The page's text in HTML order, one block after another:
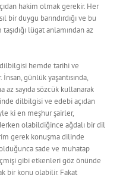
hakim olmak gerekir. Her
bir duygu barındırdığı ve bu
lügat anlamından az
hemde tarihi ve
günlük yaşantısında,
sayıda sözcük kullanarak
dilbilgisi ve edebi açıdan
ki en meşhur şairler,
olabildiğince ağdalı bir dil
gerek konuşma dilinde
sade ve muhatap
gibi etkenleri göz önünde
bir konu olabilir. Fakat